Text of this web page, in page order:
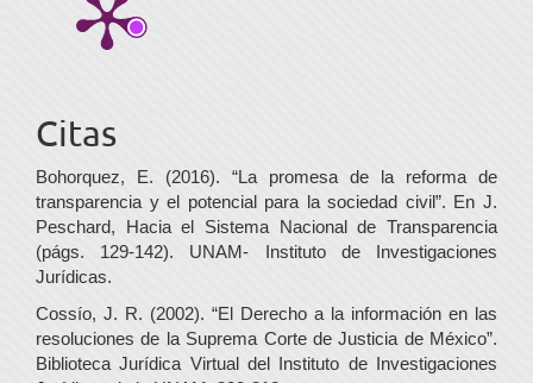
Citas
Bohorquez, E. (2016). “La promesa de la reforma de
transparencia y el potencial para la sociedad civil”. En J.
Peschard, Hacia el Sistema Nacional de Transparencia
(págs. 129-142). UNAM- Instituto de Investigaciones
Jurídicas.
Cossío, J. R. (2002). “El Derecho a la información en las
resoluciones de la Suprema Corte de Justicia de México”.
Biblioteca Jurídica Virtual del Instituto de Investigaciones